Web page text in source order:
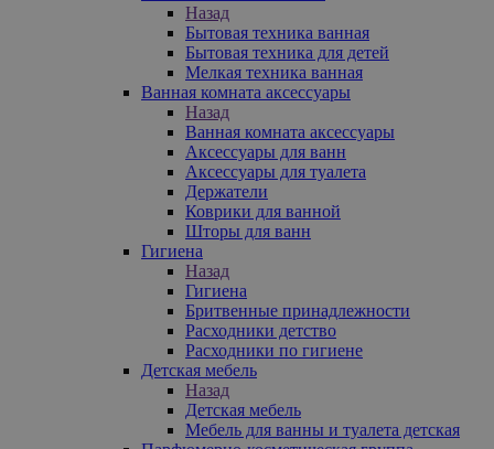
Назад
Бытовая техника ванная
Бытовая техника для детей
Мелкая техника ванная
Ванная комната аксессуары
Назад
Ванная комната аксессуары
Аксессуары для ванн
Аксессуары для туалета
Держатели
Коврики для ванной
Шторы для ванн
Гигиена
Назад
Гигиена
Бритвенные принадлежности
Расходники детство
Расходники по гигиене
Детская мебель
Назад
Детская мебель
Мебель для ванны и туалета детская